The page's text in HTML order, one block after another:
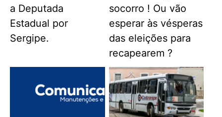
a Deputada
Estadual por
Sergipe.
socorro ! Ou vão
esperar às vésperas
das eleições para
recapearem ?